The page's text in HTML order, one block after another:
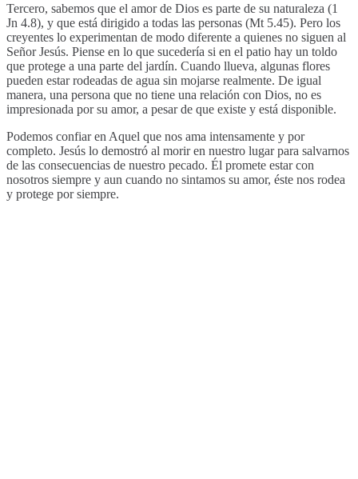
Tercero, sabemos que el amor de Dios es parte de su naturaleza (1
Jn 4.8), y que está dirigido a todas las personas (Mt 5.45). Pero los
creyentes lo experimentan de modo diferente a quienes no siguen al
Señor Jesús. Piense en lo que sucedería si en el patio hay un toldo
que protege a una parte del jardín. Cuando llueva, algunas flores
pueden estar rodeadas de agua sin mojarse realmente. De igual
manera, una persona que no tiene una relación con Dios, no es
impresionada por su amor, a pesar de que existe y está disponible.
Podemos confiar en Aquel que nos ama intensamente y por
completo. Jesús lo demostró al morir en nuestro lugar para salvarnos
de las consecuencias de nuestro pecado. Él promete estar con
nosotros siempre y aun cuando no sintamos su amor, éste nos rodea
y protege por siempre.